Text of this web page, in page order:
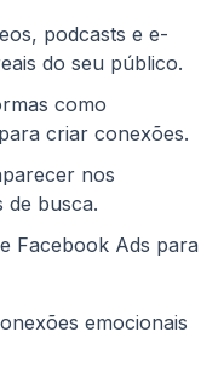
podcasts e e-
do seu público.
como
criar conexões.
nos
de busca.
Facebook Ads para
emocionais